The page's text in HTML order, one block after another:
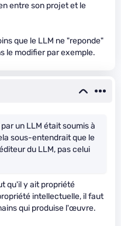
entre son projet et le
que le LLM ne "reponde"
le modifier par exemple.
un LLM était soumis à
sous-entendrait que le
du LLM, pas celui
qu'il y ait propriété
intellectuelle, il faut
qui produise l'œuvre.